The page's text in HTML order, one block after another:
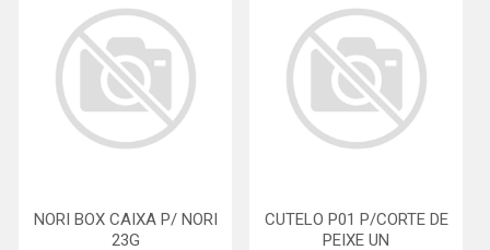
NORI BOX CAIXA P/ NORI
23G
CUTELO P01 P/CORTE DE
PEIXE UN